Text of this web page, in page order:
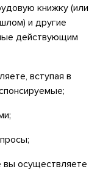
книжку (или
и другие
действующим
вступая в
вы осуществляете